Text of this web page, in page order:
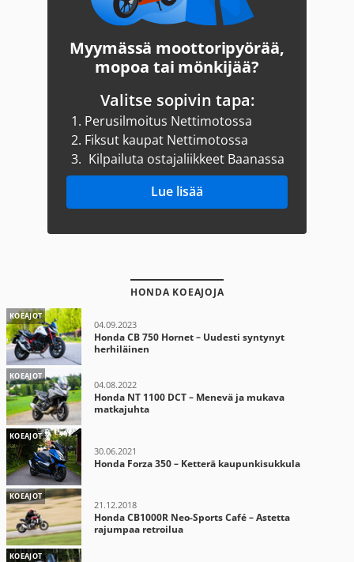
Myymässä moottoripyörää,
mopoa tai mönkijää?
Valitse sopivin tapa:
1. Perusilmoitus Nettimotossa
2. Fiksut kaupat Nettimotossa
3. Kilpailuta ostajaliikkeet Baanassa
Lue lisää
HONDA KOEAJOJA
KOEAJOT
04.09.2023
Honda CB 750 Hornet – Uudesti syntynyt
herhiläinen
KOEAJOT
04.08.2022
Honda NT 1100 DCT – Menevä ja mukava
matkajuhta
KOEAJOT
30.06.2021
Honda Forza 350 – Ketterä kaupunkisukkula
KOEAJOT
21.12.2018
Honda CB1000R Neo-Sports Café – Astetta
rajumpaa retroilua
KOEAJOT